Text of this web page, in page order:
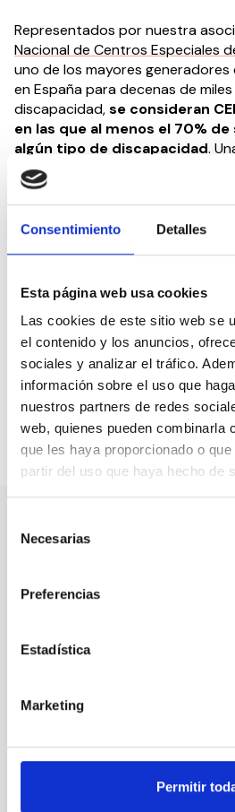
Consentimiento Detalles
Esta página web usa cookies
Las cookies de este sitio web se
el contenido y los anuncios,
sociales y analizar el tráfico.
información sobre el uso que
nuestros partners de redes
web, quienes pueden combinarla
que les haya proporcionado o
partir del uso que haya hecho de
Necesarias
Preferencias
Estadística
Marketing
Permitir
Representados por nuestra
Nacional de Centros Especiales
uno de los mayores
en España para decenas de
discapacidad,se consideran
en las que al menos el 70%
algún tipo de discapacidad.
el mercado laboral que sigue la
‘Promover el crecimiento
y sostenible, el empleo pleno y
decente para todos’, fijado en la
Por el derecho de las
proyecto de vida.
Descarga aquí en PDF el
Internacional de los Trabajadores.
Compartir en:
Nuestro canal de
Todas las jornadas CEDDD, el
Social’ y mucho más en
Suscríbete a la